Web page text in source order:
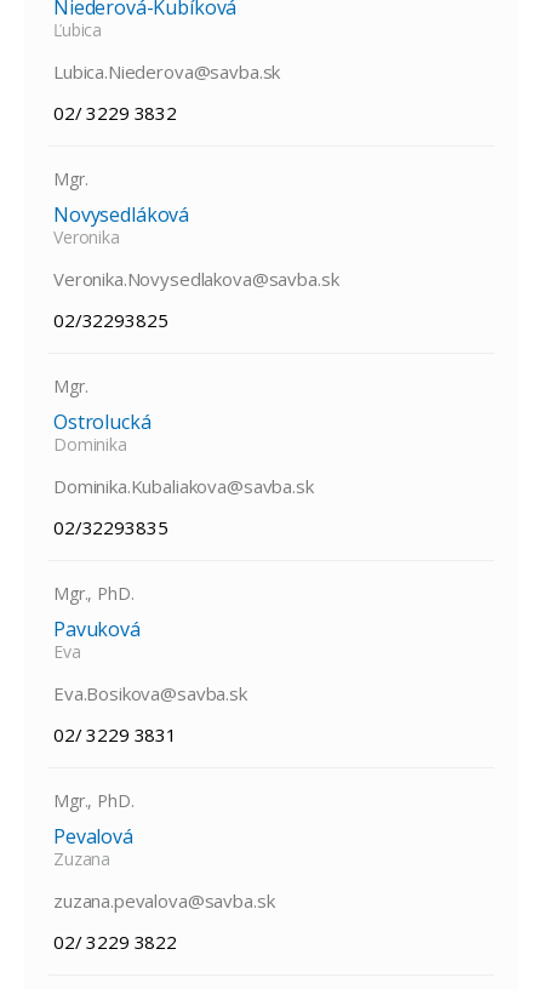
Niederová-Kubíková
Ľubica
Lubica.Niederova@savba.sk
02/ 3229 3832
Mgr.
Novysedláková
Veronika
Veronika.Novysedlakova@savba.sk
02/32293825
Mgr.
Ostrolucká
Dominika
Dominika.Kubaliakova@savba.sk
02/32293835
Mgr., PhD.
Pavuková
Eva
Eva.Bosikova@savba.sk
02/ 3229 3831
Mgr., PhD.
Pevalová
Zuzana
zuzana.pevalova@savba.sk
02/ 3229 3822